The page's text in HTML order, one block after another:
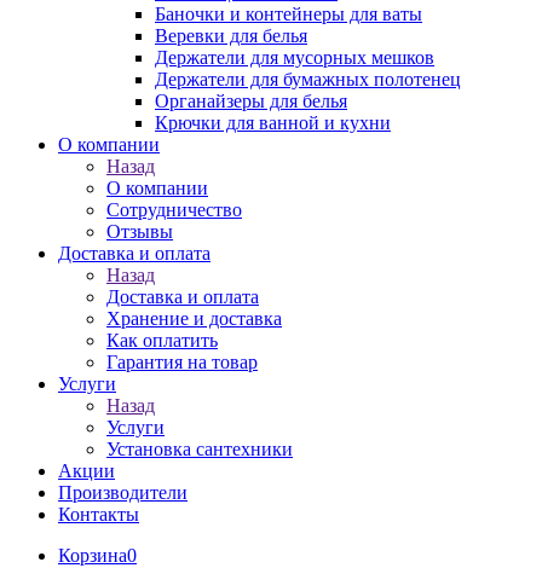
Баночки и контейнеры для ваты
Веревки для белья
Держатели для мусорных мешков
Держатели для бумажных полотенец
Органайзеры для белья
Крючки для ванной и кухни
О компании
Назад
О компании
Сотрудничество
Отзывы
Доставка и оплата
Назад
Доставка и оплата
Хранение и доставка
Как оплатить
Гарантия на товар
Услуги
Назад
Услуги
Установка сантехники
Акции
Производители
Контакты
Корзина0